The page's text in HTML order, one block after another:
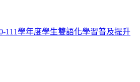
111學年度學生雙語化學習普及提升